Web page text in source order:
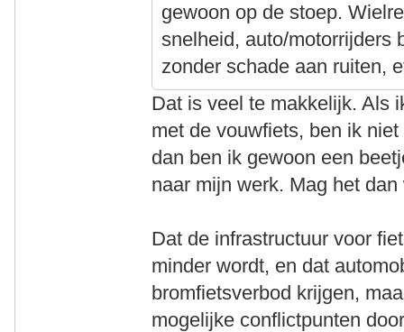
gewoon op de stoep.
snelheid, auto/motorrijders
zonder schade aan ruiten,
Dat is veel te makkelijk. Als
met de vouwfiets, ben ik
dan ben ik gewoon een
naar mijn werk. Mag het dan
Dat de infrastructuur voor
minder wordt, en dat
bromfietsverbod krijgen,
mogelijke conflictpunten